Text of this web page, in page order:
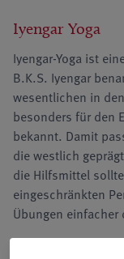
Iyengar Yoga
Iyengar-Yoga ist
B.K.S. Iyengar
wesentlichen in
besonders für den
bekannt. Damit
die westlich
die Hilfsmittel
eingeschränkten
Übungen